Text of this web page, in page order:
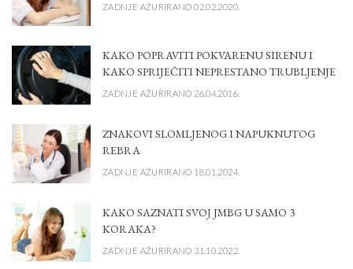
ZADNJE AŽURIRANO 02.02.2020.
KAKO POPRAVITI POKVARENU SIRENU I
KAKO SPRIJEČITI NEPRESTANO TRUBLJENJE
ZADNJE AŽURIRANO 26.04.2016.
ZNAKOVI SLOMLJENOG I NAPUKNUTOG
REBRA
ZADNJE AŽURIRANO 18.01.2024.
KAKO SAZNATI SVOJ JMBG U SAMO 3
KORAKA?
ZADNJE AŽURIRANO 31.10.2022.